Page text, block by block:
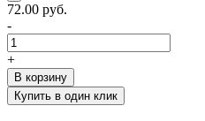
72.00 руб.
-
+
В корзину
Купить в один клик